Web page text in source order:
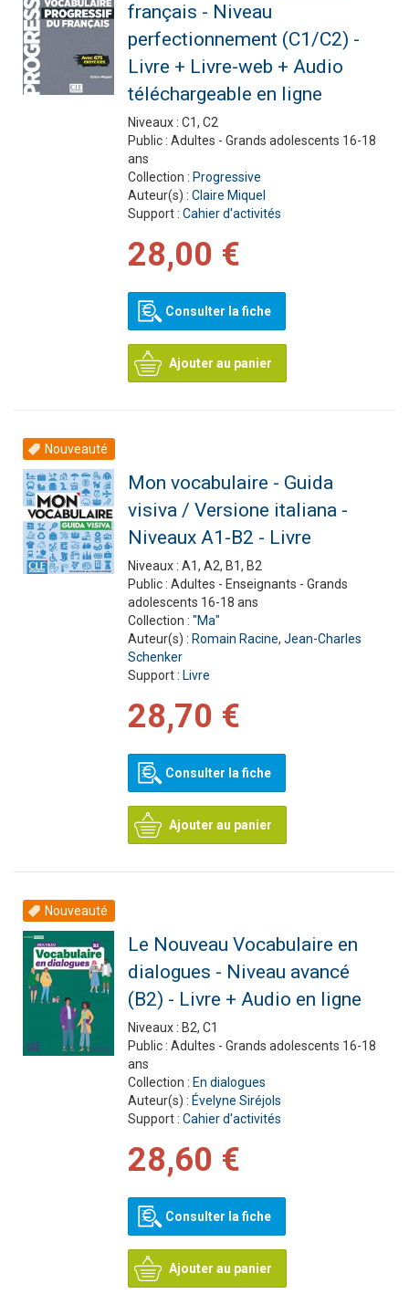
français - Niveau
perfectionnement (C1/C2) -
Livre + Livre-web + Audio
téléchargeable en ligne
Niveaux : C1, C2
Public : Adultes - Grands adolescents 16-18
ans
Collection : Progressive
Auteur(s) : Claire Miquel
Support : Cahier d'activités
28,00 €
Consulter la fiche
Ajouter au panier
Nouveauté
Mon vocabulaire - Guida
visiva / Versione italiana -
Niveaux A1-B2 - Livre
Niveaux : A1, A2, B1, B2
Public : Adultes - Enseignants - Grands
adolescents 16-18 ans
Collection : "Ma"
Auteur(s) : Romain Racine, Jean-Charles
Schenker
Support : Livre
28,70 €
Consulter la fiche
Ajouter au panier
Nouveauté
Le Nouveau Vocabulaire en
dialogues - Niveau avancé
(B2) - Livre + Audio en ligne
Niveaux : B2, C1
Public : Adultes - Grands adolescents 16-18
ans
Collection : En dialogues
Auteur(s) : Évelyne Siréjols
Support : Cahier d'activités
28,60 €
Consulter la fiche
Ajouter au panier